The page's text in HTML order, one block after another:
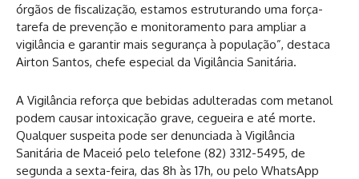
órgãos de fiscalização, estamos estruturando uma força-
tarefa de prevenção e monitoramento para ampliar a
vigilância e garantir mais segurança à população”, destaca
Airton Santos, chefe especial da Vigilância Sanitária.
A Vigilância reforça que bebidas adulteradas com metanol
podem causar intoxicação grave, cegueira e até morte.
Qualquer suspeita pode ser denunciada à Vigilância
Sanitária de Maceió pelo telefone (82) 3312-5495, de
segunda a sexta-feira, das 8h às 17h, ou pelo WhatsApp